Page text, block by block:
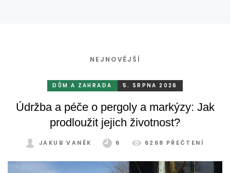
NEJNOVĚJŠÍ
DŮM A ZAHRADA 5. SRPNA 2026
Údržba a péče o pergoly a markýzy: Jak
prodloužit jejich životnost?
JAKUB VANĚK 6 6268 PŘEČTENÍ